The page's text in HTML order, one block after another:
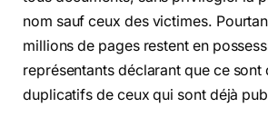
nom sauf ceux des victimes.
millions de pages restent en
représentants déclarant que ce sont
duplicatifs de ceux qui sont déjà